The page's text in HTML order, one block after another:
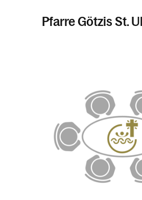
Pfarre Götzis St.
Personen